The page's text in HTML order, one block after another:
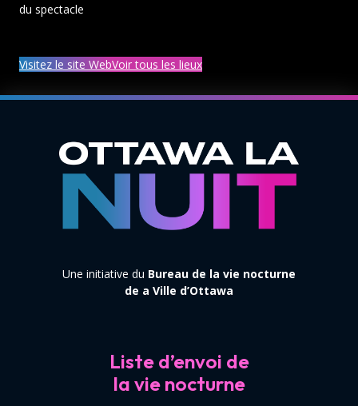
du spectacle
Visitez le site WebVoir tous les lieux
Une initiative du Bureau de la vie nocturne
de a Ville d’Ottawa
Liste d’envoi de
la vie nocturne